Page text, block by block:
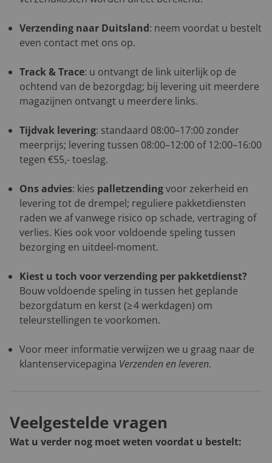
Verzending naar Duitsland: neem voordat u bestelt
even contact met ons op.
Track & Trace: u ontvangt de link uiterlijk op de
ochtend van de bezorgdag; bij levering uit meerdere
magazijnen ontvangt u meerdere links.
Tijdvak levering: standaard 08:00–17:00 zonder
meerprijs; levering tussen 08:00–12:00 of 12:00–16:00
tegen €55,- toeslag.
Ons advies: kies palletzendingvoor zekerheid en
levering tot de drempel; reguliere pakketdiensten
raden we af vanwege risico op schade, vertraging of
verlies. Kies ook voor voldoende speling tussen
bezorging en uitdeel-moment.
Kiest u toch voor verzending per pakketdienst?
Bouw voldoende speling in tussen het geplande
bezorgdatum en kerst (≥ 4 werkdagen) om
teleurstellingen te voorkomen.
Voor meer informatie verwijzen we u graag naar de
klantenservicepagina Verzenden en leveren.
Veelgestelde vragen
Wat u verder nog moet weten voordat u bestelt: